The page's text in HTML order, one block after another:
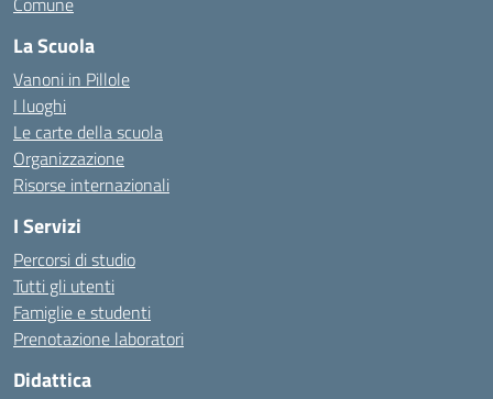
La Scuola
Vanoni in Pillole
I luoghi
Le carte della scuola
Organizzazione
Risorse internazionali
I Servizi
Percorsi di studio
Tutti gli utenti
Famiglie e studenti
Prenotazione laboratori
Didattica